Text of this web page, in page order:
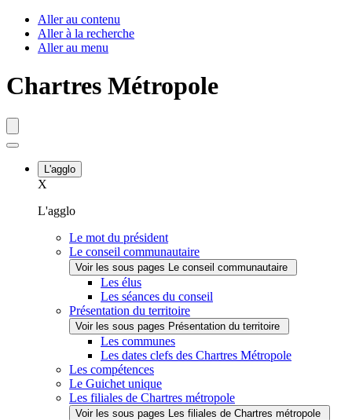
Aller au contenu
Aller à la recherche
Aller au menu
Chartres Métropole
L'agglo
X
L'agglo
Le mot du président
Le conseil communautaire
Voir les sous pages Le conseil communautaire
Les élus
Les séances du conseil
Présentation du territoire
Voir les sous pages Présentation du territoire
Les communes
Les dates clefs des Chartres Métropole
Les compétences
Le Guichet unique
Les filiales de Chartres métropole
Voir les sous pages Les filiales de Chartres métropole
Fenêtre
chat